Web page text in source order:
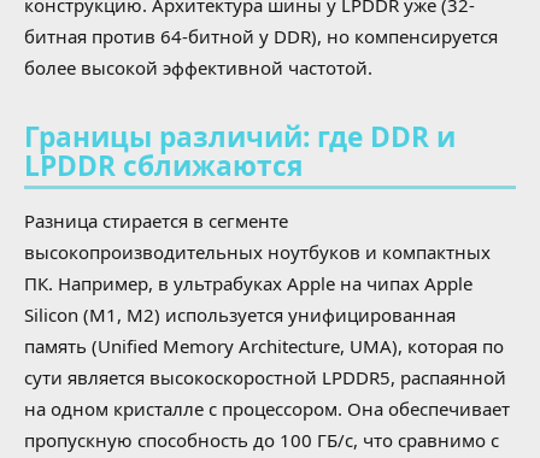
битная против 64-битной у DDR), но компенсируется
более высокой эффективной частотой.
Границы различий: где DDR и
LPDDR сближаются
Разница стирается в сегменте
высокопроизводительных ноутбуков и компактных
ПК. Например, в ультрабуках Apple на чипах Apple
Silicon (M1, M2) используется унифицированная
память (Unified Memory Architecture, UMA), которая по
сути является высокоскоростной LPDDR5, распаянной
на одном кристалле с процессором. Она обеспечивает
пропускную способность до 100 ГБ/с, что сравнимо с